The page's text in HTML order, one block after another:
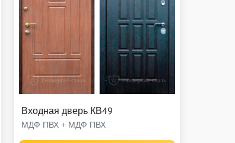
Входная дверь КВ49
МДФ ПВХ + МДФ ПВХ